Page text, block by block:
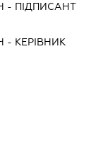
- ПІДПИСАНТ
- КЕРІВНИК